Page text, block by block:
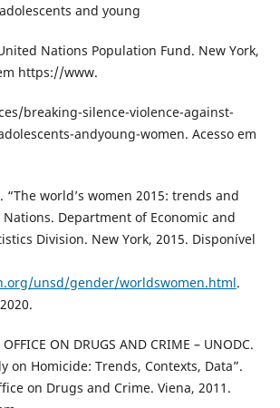
and young
Nations Population Fund. New York,
https://www.
breaking-silence-violence-against-
andyoung-women. Acesso em
“The world’s women 2015: trends and
Department of Economic and
Division. New York, 2015. Disponível
unsd/gender/worldswomen.html.
ON DRUGS AND CRIME – UNODC.
on Homicide: Trends, Contexts, Data”.
on Drugs and Crime. Viena, 2011.